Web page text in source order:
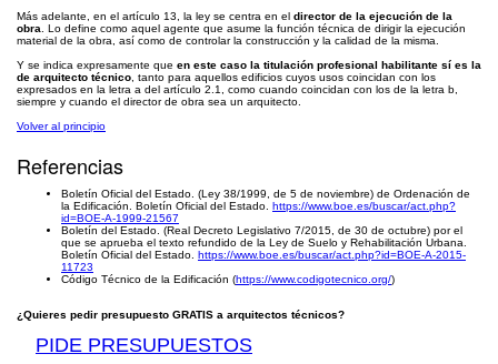
Más adelante, en el artículo 13, la ley se centra en el director de la ejecución de la
obra . Lo define como aquel agente que asume la función técnica de dirigir la ejecución
material de la obra, así como de controlar la construcción y la calidad de la misma.
Y se indica expresamente que en este caso la titulación profesional habilitante sí es la
de arquitecto técnico , tanto para aquellos edificios cuyos usos coincidan con los
expresados en la letra a del artículo 2.1, como cuando coincidan con los de la letra b,
siempre y cuando el director de obra sea un arquitecto.
Volver al principio
Referencias
Boletín Oficial del Estado. (Ley 38/1999, de 5 de noviembre) de Ordenación de
la Edificación. Boletín Oficial del Estado. https://www.boe.es/buscar/act.php?
id=BOE-A-1999-21567
Boletín del Estado. (Real Decreto Legislativo 7/2015, de 30 de octubre) por el
que se aprueba el texto refundido de la Ley de Suelo y Rehabilitación Urbana.
Boletín Oficial del Estado. https://www.boe.es/buscar/act.php?id=BOE-A-2015-
11723
Código Técnico de la Edificación (https://www.codigotecnico.org/)
¿Quieres pedir presupuesto GRATIS a arquitectos técnicos?
PIDE PRESUPUESTOS